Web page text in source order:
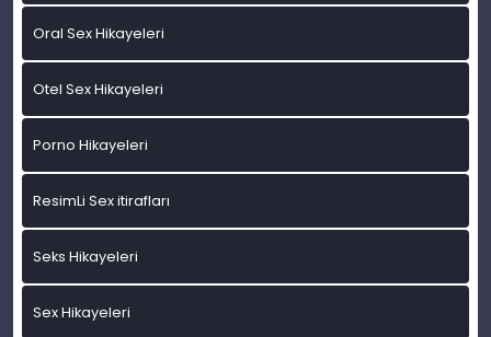
Oral Sex Hikayeleri
Otel Sex Hikayeleri
Porno Hikayeleri
ResimLi Sex itirafları
Seks Hikayeleri
Sex Hikayeleri